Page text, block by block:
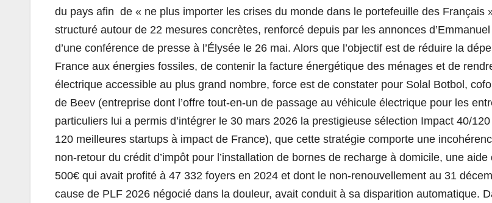
du pays afin de « ne plus importer les crises du monde dans le portefeuille des Français
structuré autour de 22 mesures concrètes, renforcé depuis par les annonces
d’une conférence de presse à l’Élysée le 26 mai. Alors que l’objectif est de réduire la
France aux énergies fossiles, de contenir la facture énergétique des ménages et de
électrique accessible au plus grand nombre, force est de constater pour Solal Botbol,
de Beev (entreprise dont l’offre tout-en-un de passage au véhicule électrique pour les
particuliers lui a permis d’intégrer le 30 mars 2026 la prestigieuse sélection Impact 40/
120 meilleures startups à impact de France), que cette stratégie comporte une
non-retour du crédit d’impôt pour l’installation de bornes de recharge à domicile, une aide
500€ qui avait profité à 47 332 foyers en 2024 et dont le non-renouvellement au 31
cause de PLF 2026 négocié dans la douleur, avait conduit à sa disparition automatique.